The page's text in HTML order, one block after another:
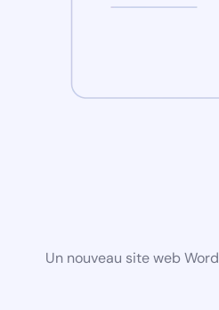
Un nouveau site web